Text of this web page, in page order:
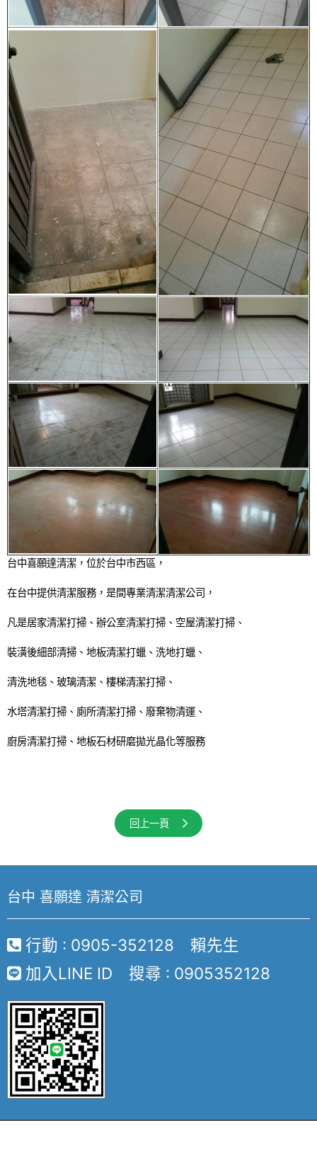
台中喜願達清潔，位於台中市西區，
在台中提供清潔服務，是間專業清潔清潔公司，
凡是居家清潔打掃、辦公室清潔打掃、空屋清潔打掃、
裝潢後細部清掃、地板清潔打蠟、洗地打蠟、
清洗地毯、玻璃清潔、樓梯清潔打掃、
水塔清潔打掃、廁所清潔打掃、廢棄物清運、
廚房清潔打掃、地板石材研磨拋光晶化等服務
回上一頁
台中 喜願達 清潔公司
行動 : 0905-352128 賴先生
加入LINE ID 搜尋 : 0905352128